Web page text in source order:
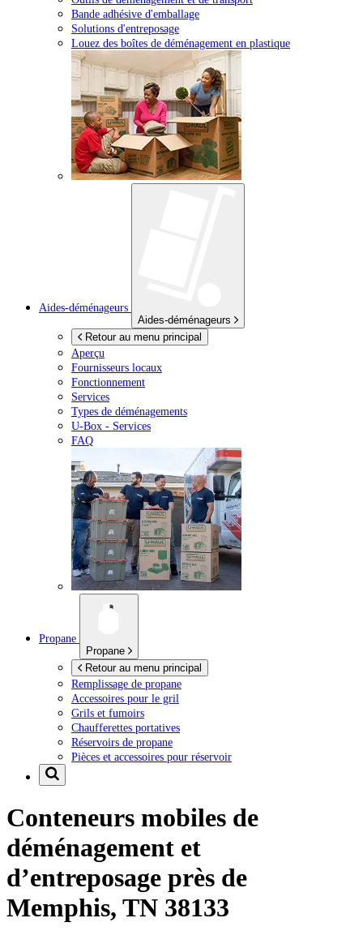
Bande adhésive d'emballage
Solutions d'entreposage
Louez des boîtes de déménagement en plastique
Aides-déménageurs
Aides-déménageurs
Retour au menu principal
Aperçu
Fournisseurs locaux
Fonctionnement
Services
Types de déménagements
U-Box - Services
FAQ
Propane
Propane
Retour au menu principal
Remplissage de propane
Accessoires pour le gril
Grils et fumoirs
Chaufferettes portatives
Réservoirs de propane
Pièces et accessoires pour réservoir
Conteneurs mobiles de
déménagement et
d’entreposage près de
Memphis, TN 38133